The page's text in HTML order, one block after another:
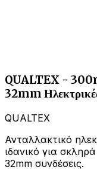
QUALTEX -
32mm
QUALTEX
Ανταλλακτικό
ιδανικό για
32mm συνδέσεις.